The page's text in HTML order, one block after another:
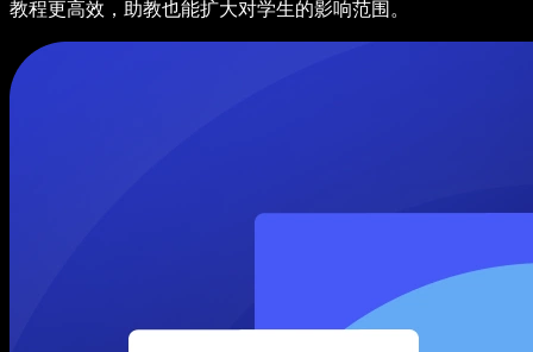
教程更高效，助教也能扩大对学生的影响范围。